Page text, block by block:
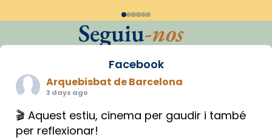
Seguiu-nos
Facebook
Arquebisbat de Barcelona
3 days ago
🎬 Aquest estiu, cinema per gaudir i també
per reflexionar!